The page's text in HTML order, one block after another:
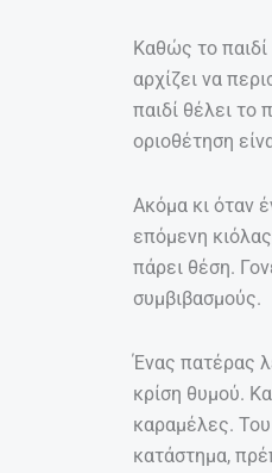
Καθώς το
αρχίζει να
παιδί θέλει το
οριοθέτηση
Ακόμα κι όταν
επόμενη
πάρει θέση.
συμβιβασμούς.
Ένας πατέρας
κρίση θυμού.
καραμέλες. Του
κατάστημα,